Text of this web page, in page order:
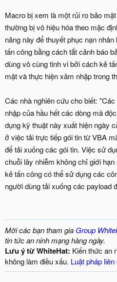
Macro bị xem là một rủi ro bảo
thường bị vô hiệu hóa theo mặc
năng này để thuyết phục nạn
tấn công bằng cách tắt cảnh báo
dùng vô cùng tinh vi bởi cách kẻ
mật và thực hiện xâm nhập trong
Các nhà nghiên cứu cho biết:
nhập của hầu hết các dòng mã
dụng kỹ thuật này xuất hiện ngày
ở việc tải trực tiếp gói tin từ VBA
để tải xuống các gói tin. Việc sử
chuỗi lây nhiễm không chỉ giới
kẻ tấn công có thể sử dụng các
người dùng tải xuống các payload
Mời các bạn tham gia Group
tin tức an ninh mạng hàng ngày.
Lưu ý từ WhiteHat: Kiến thức an
không làm điều xấu. Luật pháp liên